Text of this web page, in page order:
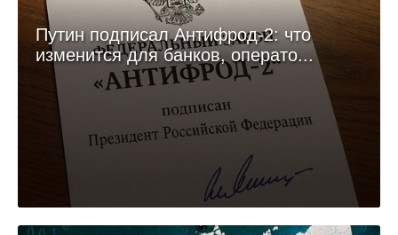
Путин подписал Антифрод-2: что
изменится для банков, операто...